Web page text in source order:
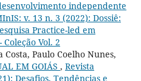
independente
v. 13 n. 3 (2022): Dossiê:
Practice-led em
Vol. 2
Paulo Coelho Nunes,
EM GOIÁS , Revista
Desafios, Tendências e